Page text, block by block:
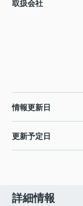
取扱会社
情報更新日
更新予定日
詳細情報